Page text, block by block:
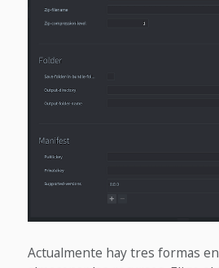
Actualmente hay tres formas